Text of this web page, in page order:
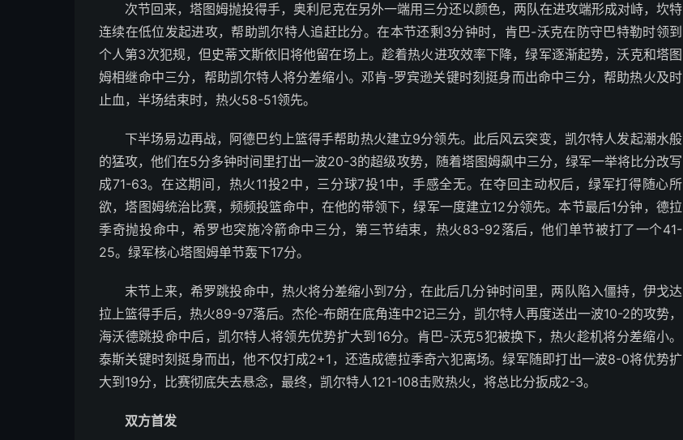
次节回来，塔图姆抛投得手，奥利尼克在另外一端用三分还以颜色，两队在进攻端形成对峙，坎特
连续在低位发起进攻，帮助凯尔特人追赶比分。在本节还剩3分钟时，肯巴-沃克在防守巴特勒时领到
个人第3次犯规，但史蒂文斯依旧将他留在场上。趁着热火进攻效率下降，绿军逐渐起势，沃克和塔图
姆相继命中三分，帮助凯尔特人将分差缩小。邓肯-罗宾逊关键时刻挺身而出命中三分，帮助热火及时
止血，半场结束时，热火58-51领先。
下半场易边再战，阿德巴约上篮得手帮助热火建立9分领先。此后风云突变，凯尔特人发起潮水般
的猛攻，他们在5分多钟时间里打出一波20-3的超级攻势，随着塔图姆飙中三分，绿军一举将比分改写
成71-63。在这期间，热火11投2中，三分球7投1中，手感全无。在夺回主动权后，绿军打得随心所
欲，塔图姆统治比赛，频频投篮命中，在他的带领下，绿军一度建立12分领先。本节最后1分钟，德拉
季奇抛投命中，希罗也突施冷箭命中三分，第三节结束，热火83-92落后，他们单节被打了一个41-
25。绿军核心塔图姆单节轰下17分。
末节上来，希罗跳投命中，热火将分差缩小到7分，在此后几分钟时间里，两队陷入僵持，伊戈达
拉上篮得手后，热火89-97落后。杰伦-布朗在底角连中2记三分，凯尔特人再度送出一波10-2的攻势，
海沃德跳投命中后，凯尔特人将领先优势扩大到16分。肯巴-沃克5犯被换下，热火趁机将分差缩小。
泰斯关键时刻挺身而出，他不仅打成2+1，还造成德拉季奇六犯离场。绿军随即打出一波8-0将优势扩
大到19分，比赛彻底失去悬念，最终，凯尔特人121-108击败热火，将总比分扳成2-3。
双方首发